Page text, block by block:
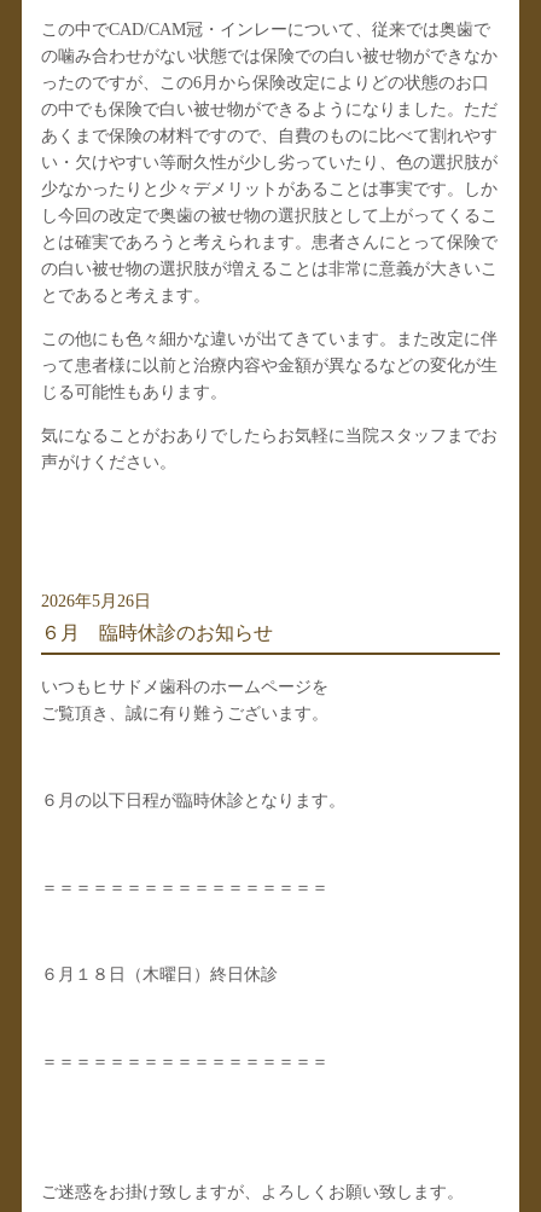
この中でCAD/CAM冠・インレーについて、従来では奥歯で
の噛み合わせがない状態では保険での白い被せ物ができなか
ったのですが、この6月から保険改定によりどの状態のお口
の中でも保険で白い被せ物ができるようになりました。ただ
あくまで保険の材料ですので、自費のものに比べて割れやす
い・欠けやすい等耐久性が少し劣っていたり、色の選択肢が
少なかったりと少々デメリットがあることは事実です。しか
し今回の改定で奥歯の被せ物の選択肢として上がってくるこ
とは確実であろうと考えられます。患者さんにとって保険で
の白い被せ物の選択肢が増えることは非常に意義が大きいこ
とであると考えます。
この他にも色々細かな違いが出てきています。また改定に伴
って患者様に以前と治療内容や金額が異なるなどの変化が生
じる可能性もあります。
気になることがおありでしたらお気軽に当院スタッフまでお
声がけください。
2026年5月26日
６月 臨時休診のお知らせ
いつもヒサドメ歯科のホームページを
ご覧頂き、誠に有り難うございます。
６月の以下日程が臨時休診となります。
＝＝＝＝＝＝＝＝＝＝＝＝＝＝＝＝＝
６月１８日（木曜日）終日休診
＝＝＝＝＝＝＝＝＝＝＝＝＝＝＝＝＝
ご迷惑をお掛け致しますが、よろしくお願い致します。